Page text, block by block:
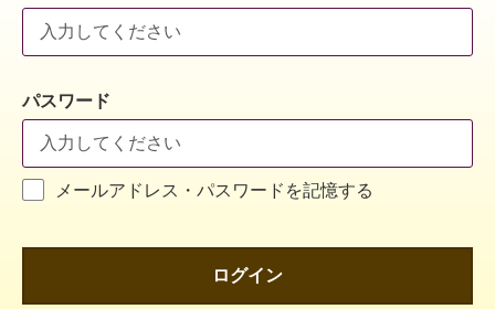
パスワード
メールアドレス・パスワードを記憶する
ログイン